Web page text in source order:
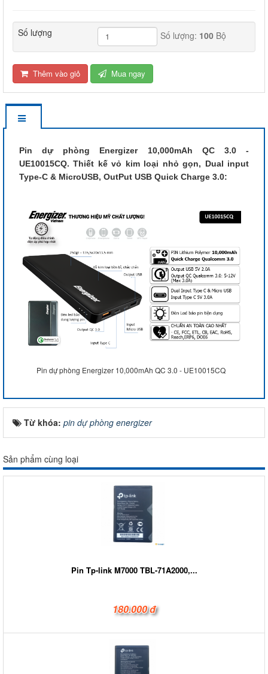
Số lượng Số lượng: 100Bộ
Thêm vào giỏ Mua ngay
Pin dự phòng Energizer 10,000mAh QC 3.0 -
UE10015CQ. Thiết kế vỏ kim loại nhỏ gọn, Dual input
Type-C & MicroUSB, OutPut USB Quick Charge 3.0:
Pin dự phòng Energizer 10,000mAh QC 3.0 - UE10015CQ
Từ khóa: pin dự phòng energizer
Sản phẩm cùng loại
Pin Tp-link M7000 TBL-71A2000,...
180.000 đ